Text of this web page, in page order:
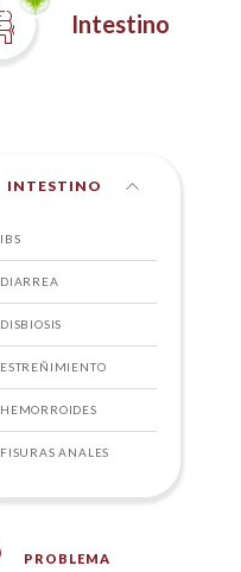
Intestino
INTESTINO
IBS
DIARREA
DISBIOSIS
ESTREÑIMIENTO
HEMORROIDES
FISURAS ANALES
PROBLEMA